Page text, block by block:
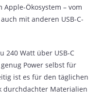
Apple-Ökosystem – vom
mit anderen USB-C-
240 Watt über USB-C
Power selbst für
ist es für den täglichen
durchdachter Materialien